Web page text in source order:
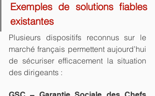
Exemples de solutions fiables
existantes
Plusieurs dispositifs reconnus sur le
marché français permettent aujourd’hui
de sécuriser efficacement la situation
des dirigeants :